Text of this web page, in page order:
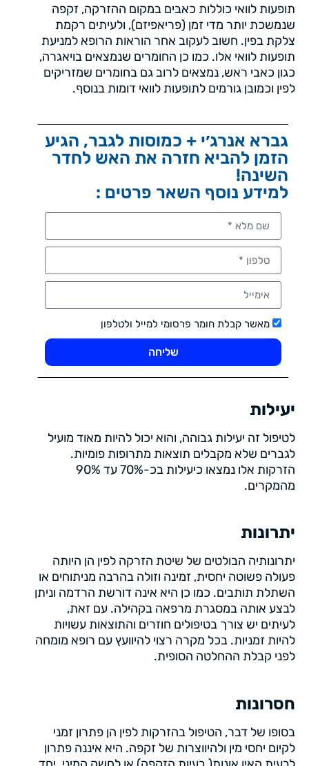
תופעות לוואי כוללות כאבים במקום ההזרקה, זקפה
שנמשכת יותר מדי זמן (פריאפיזם), ולעיתים רקמת
צלקת בפין. חשוב לעקוב אחר הוראות הרופא למניעת
תופעות לוואי אלו. כמו כן החומרים שנמצאים בויאגרה,
כגון כאבי ראש, נמצאים לרוב גם בחומרים שמזריקים
לפין וכמובן גורמים לתופעות לוואי דומות בנוסף.
גברא אנרג׳י + כמוסות לגבר, הגיע
הזמן להביא חזרה את האש לחדר
השינה!
למידע נוסף השאר פרטים :
מאשר קבלת חומר פרסומי למייל ולטלפון
שליחה
יעילות
לטיפול זה יעילות גבוהה, והוא יכול להיות מאוד מועיל
לגברים שלא מקבלים תוצאות מתרופות פומיות.
הזרקות אלו נמצאו כיעילות בכ-70% עד 90%
מהמקרים.
יתרונות
יתרונותיה הבולטים של שיטת הזרקה לפין הן היותה
פעולה פשוטה יחסית, זמינה וזולה בהרבה מניתוחים או
השתלת תותבים. כמו כן היא אינה דורשת הרדמה וניתן
לבצע אותה במסגרת מרפאה בקהילה. עם זאת,
לעיתים יש צורך בטיפולים חוזרים והתוצאות עשויות
להיות זמניות. בכל מקרה רצוי להיוועץ עם רופא מומחה
לפני קבלת ההחלטה הסופית.
חסרונות
בסופו של דבר, הטיפול בהזרקות לפין הן פתרון זמני
לקיום יחסי מין ולהיווצרות של זקפה. היא איננה פתרון